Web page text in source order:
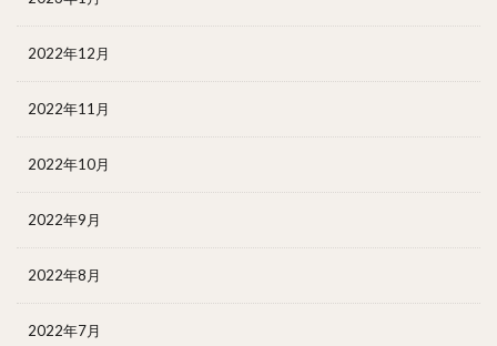
2022年12月
2022年11月
2022年10月
2022年9月
2022年8月
2022年7月